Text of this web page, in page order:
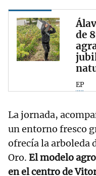
de
EP
La jornada,
un entorno fresco
ofrecía la arboleda
Oro. El modelo
en el centro de